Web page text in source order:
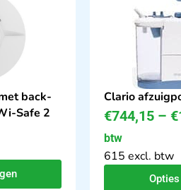
back-
Safe 2
Clario
€744,15 – €
btw
615 excl. btw